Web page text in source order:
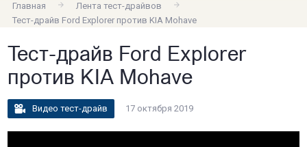
Главная
Лента тест-драйвов
Тест-драйв Ford Explorer против KIA Mohave
Тест-драйв Ford Explorer
против KIA Mohave
Видео тест-драйв 17 октября 2019